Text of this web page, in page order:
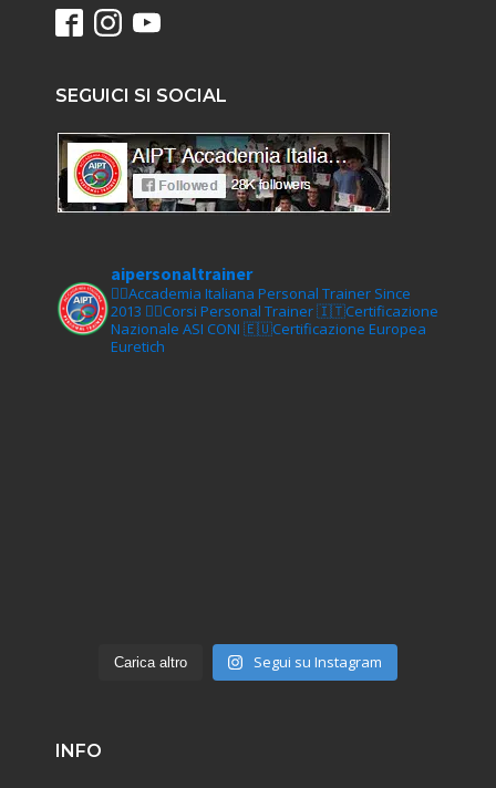
SEGUICI SI SOCIAL
aipersonaltrainer
🏋‍♀️Accademia Italiana Personal Trainer Since
2013 🏋‍♂️Corsi Personal Trainer🇮🇹Certificazione
Nazionale ASI CONI 🇪🇺Certificazione Europea
Euretich
Carica altro Segui su Instagram
INFO